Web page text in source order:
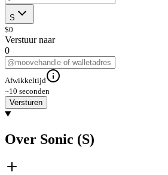
S
$0
Verstuur naar
0
Afwikkeltijd
~10 seconden
Versturen
Over Sonic (S)